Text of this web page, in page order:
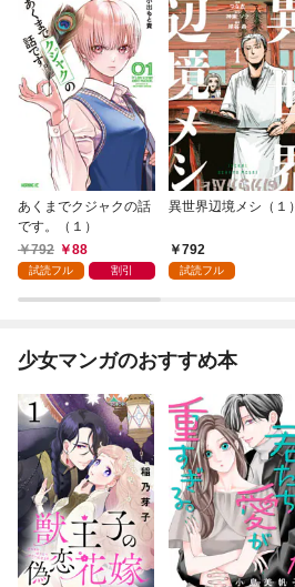
あくまでクジャクの話
です。（１）
792
88
試読フル 割引
異世界辺境メシ（１）
792
試読フル
少女マンガのおすすめ本